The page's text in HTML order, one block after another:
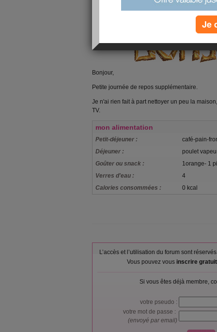
Bonjour,
Petite journée de repos supplémentaire.
Je n'ai rien fait à part nettoyer un peu la
TV.
mon alimentation
Petit-déjeuner :
café-pain-
Déjeuner :
poulet
Goûter ou snack :
1orange- 1
Verres d'eau :
4
Calories consommées :
0 kcal
L’accès et l’utilisation du forum sont
Vous pouvez vous inscrire
Si vous êtes déjà membre,
votre pseudo :
votre mot de passe :
(envoyé par email)
Je